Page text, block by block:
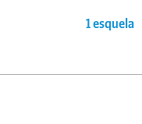
1 esquela